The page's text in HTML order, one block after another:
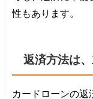
性もあります。
返済方法は
カードローンの返